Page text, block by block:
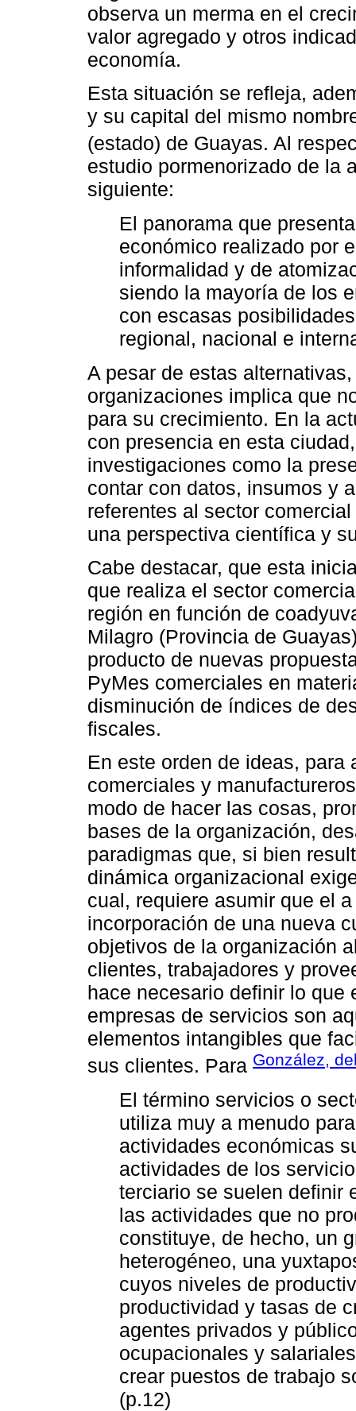
observa un merma en el
valor agregado y otros
economía.
Esta situación se refleja,
y su capital del mismo
(estado) de Guayas. Al
estudio pormenorizado de la
siguiente:
El panorama que
económico realizado por
informalidad y de
siendo la mayoría de los
con escasas
regional, nacional e
A pesar de estas
organizaciones implica que
para su crecimiento. En la
con presencia en esta
investigaciones como la
contar con datos, insumos y
referentes al sector
una perspectiva científica y
Cabe destacar, que esta
que realiza el sector
región en función de
Milagro (Provincia de
producto de nuevas
PyMes comerciales en
disminución de índices de
fiscales.
En este orden de ideas,
comerciales y
modo de hacer las cosas,
bases de la organización,
paradigmas que, si bien
dinámica organizacional
cual, requiere asumir que el
incorporación de una nueva
objetivos de la organización
clientes, trabajadores y
hace necesario definir lo que
empresas de servicios son
elementos intangibles que
sus clientes. Para González,
El término servicios o
utiliza muy a menudo
actividades económicas
actividades de los
terciario se suelen definir
las actividades que no
constituye, de hecho, un
heterogéneo, una
cuyos niveles de
productividad y tasas de
agentes privados y
ocupacionales y
crear puestos de trabajo
(p.12)